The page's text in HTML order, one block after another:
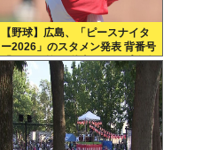
【野球】広島、「ピースナイタ
ー2026」のスタメン発表 背番号
「86」で統一 秋山がカープ移籍
後初の4番 小園は6番